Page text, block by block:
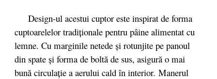
Design-ul acestui cuptor este inspirat de forma
cuptoarelelor tradiţionale pentru pâine alimentat cu
lemne. Cu marginile netede şi rotunjite pe panoul
din spate şi forma de boltă de sus, asigură o mai
bună circulaţie a aerului cald în interior. Manerul